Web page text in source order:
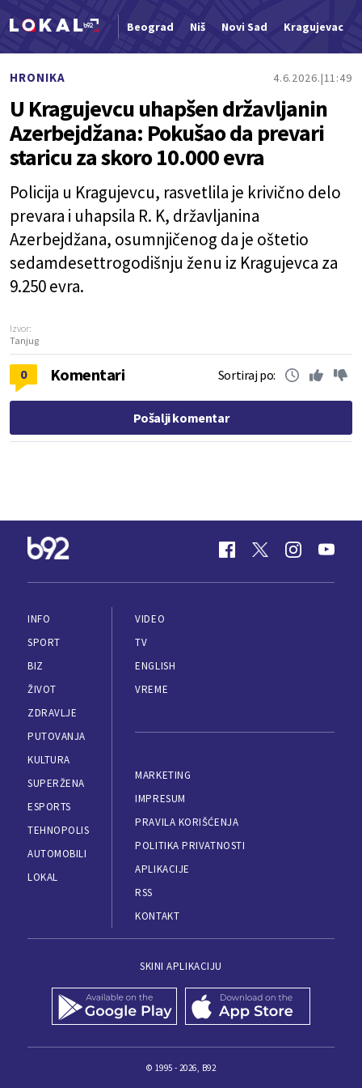
Beograd Niš Novi Sad Kragujevac
HRONIKA 4.6.2026. 11:49
U Kragujevcu uhapšen državljanin
Azerbejdžana: Pokušao da prevari
staricu za skoro 10.000 evra
Policija u Kragujevcu, rasvetlila je krivično delo
prevara i uhapsila R. K, državljanina
Azerbejdžana, osumnjičenog da je oštetio
sedamdesettrogodišnju ženu iz Kragujevca za
9.250 evra.
Izvor:
Tanjug
0 Komentari Sortiraj po:
Pošalji komentar
INFO
SPORT
BIZ
ŽIVOT
ZDRAVLJE
PUTOVANJA
KULTURA
SUPERŽENA
ESPORTS
TEHNOPOLIS
AUTOMOBILI
LOKAL
VIDEO
TV
ENGLISH
VREME
MARKETING
IMPRESUM
PRAVILA KORIŠĆENJA
POLITIKA PRIVATNOSTI
APLIKACIJE
RSS
KONTAKT
SKINI APLIKACIJU
© 1995 - 2026, B92